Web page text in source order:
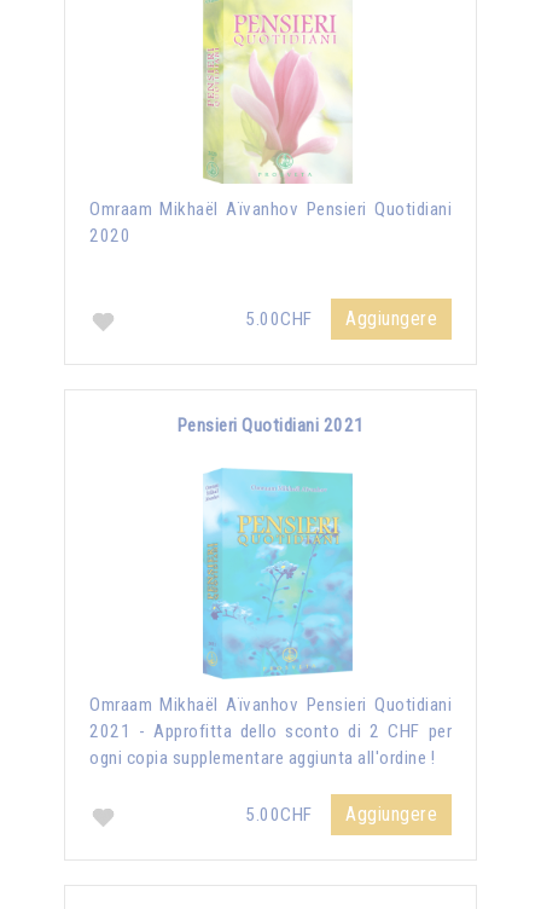
Omraam Mikhaël Aïvanhov Pensieri Quotidiani
2020
5.00CHF Aggiungere
Pensieri Quotidiani 2021
Omraam Mikhaël Aïvanhov Pensieri Quotidiani
2021 - Approfitta dello sconto di 2 CHF per
ogni copia supplementare aggiunta all'ordine !
5.00CHF Aggiungere